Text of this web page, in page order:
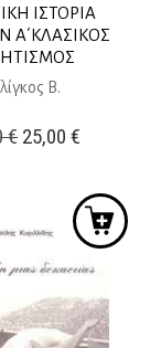
ΙΣΤΟΡΙΑ
Α΄ΚΛΑΣΙΚΟΣ
Β.
€ Original
28,50 €.
25,00€
τιμή
είναι:
25,00 €.